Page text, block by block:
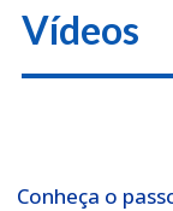
Vídeos
Conheça o